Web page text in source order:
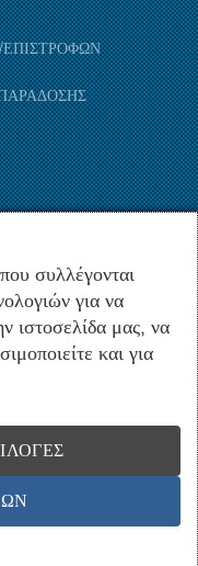
,+30.210-5147842
συλλέγονται
για να
ιστοσελίδα μας, να
και για